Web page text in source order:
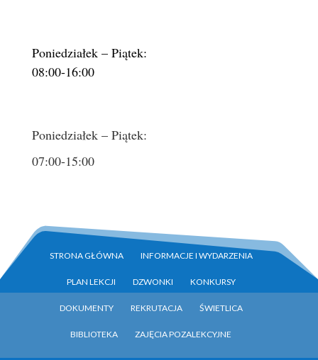
Poniedziałek – Piątek:
08:00-16:00
Poniedziałek – Piątek:
07:00-15:00
STRONA GŁÓWNA INFORMACJE I WYDARZENIA
PLAN LEKCJI DZWONKI KONKURSY
DOKUMENTY REKRUTACJA ŚWIETLICA
BIBLIOTEKA ZAJĘCIA POZALEKCYJNE